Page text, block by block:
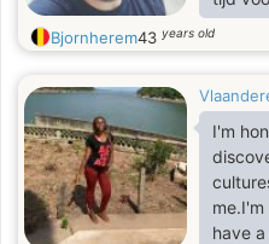
Bjornherem43 years old
I'm
have